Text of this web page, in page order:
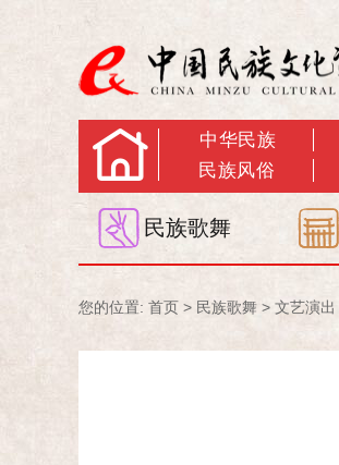
中华民族
民族风俗
民族歌舞
您的位置: 首页 > 民族歌舞 > 文艺演出